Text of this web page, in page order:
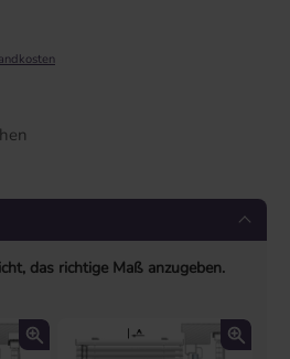
das richtige Maß anzugeben.